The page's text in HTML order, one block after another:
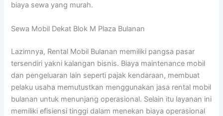
biaya sewa yang murah.
Sewa Mobil Dekat Blok M Plaza Bulanan
Lazimnya, Rental Mobil Bulanan memiliki pangsa pasar
tersendiri yakni kalangan bisnis. Biaya maintenance mobil
dan pengeluaran lain seperti pajak kendaraan, membuat
pelaku usaha memutustkan menggunakan jasa rental mobil
bulanan untuk menunjang operasional. Selain itu layanan ini
memiliki efisiensi tinggi dalam menekan biaya operasional